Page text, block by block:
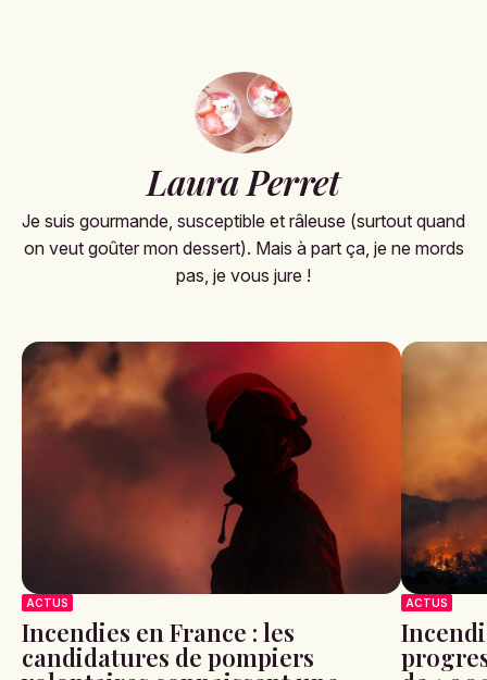
Laura Perret
Je suis gourmande, susceptible et râleuse (surtout quand
on veut goûter mon dessert). Mais à part ça, je ne mords
pas, je vous jure !
ACTUS
Incendies en France : les
candidatures de pompiers
ACTUS